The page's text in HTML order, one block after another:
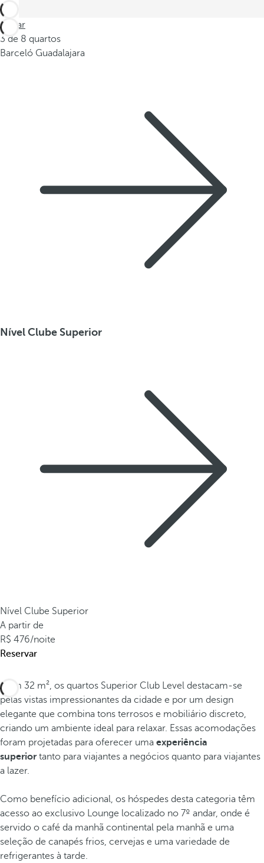
Voltar
3 de 8 quartos
Barceló Guadalajara
Nível Clube Superior
Nível Clube Superior
A partir de
476/noite
Reservar
Com 32 m², os quartos Superior Club Level destacam-se
pelas vistas impressionantes da cidade e por um design
elegante que combina tons terrosos e mobiliário discreto,
criando um ambiente ideal para relaxar. Essas acomodações
foram projetadas para oferecer uma experiência
superior tanto para viajantes a negócios quanto para viajantes
a lazer.
Como benefício adicional, os hóspedes desta categoria têm
acesso ao exclusivo Lounge localizado no 7º andar, onde é
servido o café da manhã continental pela manhã e uma
seleção de canapés frios, cervejas e uma variedade de
refrigerantes à tarde.